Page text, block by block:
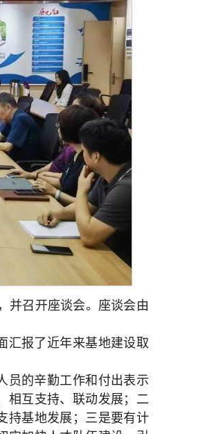
并召开座谈会。座谈会由
汇报了近年来基地建设取
员的辛勤工作和付出表示
相互支持、联动发展；二
持基地发展；三是要有计